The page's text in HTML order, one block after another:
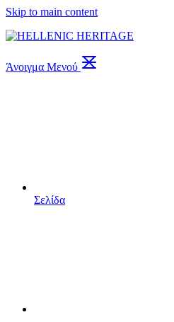
Skip to main content
Άνοιγμα Μενού
Σελίδα